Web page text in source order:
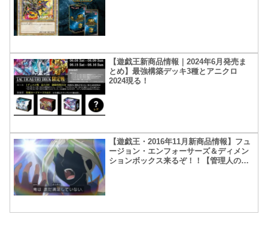
【遊戯王新商品情報｜2024年6月発売ま
とめ】最強構築デッキ3種とアニクロ
2024現る！
【遊戯王・2016年11月新商品情報】フュ
ージョン・エンフォーサーズ＆ディメン
ションボックス来るぞ！！【管理人のゲ